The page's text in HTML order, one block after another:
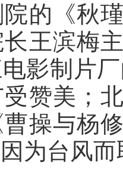
的《秋
王滨梅
影制片
赞美；
操与杨
为台风而